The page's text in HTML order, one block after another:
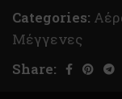
Categories:
Μέγγενες
Share: